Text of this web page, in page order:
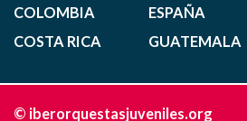
COLOMBIA
COSTA RICA
ESPAÑA
GUATEMALA
© iberorquestasjuveniles.org